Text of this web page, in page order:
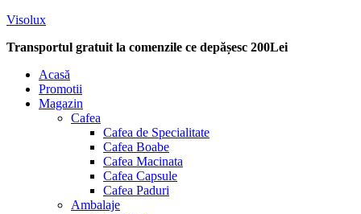
Visolux
Transportul gratuit la comenzile ce depășesc 200Lei
Menu
Acasă
Promotii
Magazin
Cafea
Cafea de Specialitate
Cafea Boabe
Cafea Macinata
Cafea Capsule
Cafea Paduri
Ambalaje